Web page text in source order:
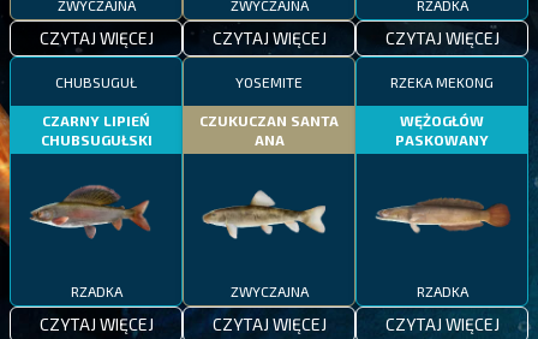
ZWYCZAJNA
CZYTAJ WIĘCEJ
ZWYCZAJNA
CZYTAJ WIĘCEJ
RZADKA
CZYTAJ WIĘCEJ
CHUBSUGUŁ
CZARNY LIPIEŃ
CHUBSUGUŁSKI
RZADKA
CZYTAJ WIĘCEJ
YOSEMITE
CZUKUCZAN SANTA
ANA
ZWYCZAJNA
CZYTAJ WIĘCEJ
RZEKA MEKONG
WĘŻOGŁÓW
PASKOWANY
RZADKA
CZYTAJ WIĘCEJ